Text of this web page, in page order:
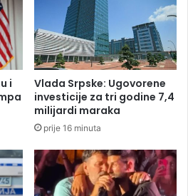
i
Vlada Srpske: Ugovorene
investicije za tri godine 7,4
milijardi maraka
prije 16 minuta